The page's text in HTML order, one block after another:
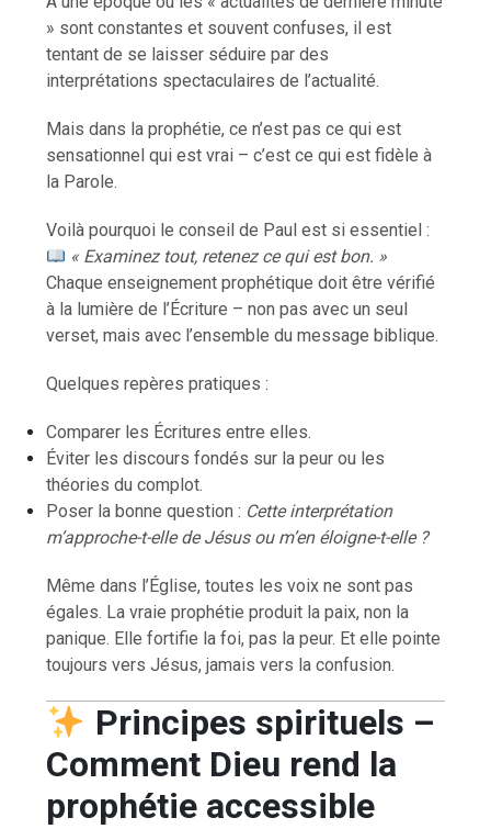
» sont constantes et souvent confuses, il est
tentant de se laisser séduire par des
interprétations spectaculaires de l’actualité.
Mais dans la prophétie, ce n’est pas ce qui est
sensationnel qui est vrai – c’est ce qui est fidèle à
la Parole.
Voilà pourquoi le conseil de Paul est si essentiel :
« Examinez tout, retenez ce qui est bon. »
Chaque enseignement prophétique doit être vérifié
à la lumière de l’Écriture – non pas avec un seul
verset, mais avec l’ensemble du message biblique.
Quelques repères pratiques :
Comparer les Écritures entre elles.
Éviter les discours fondés sur la peur ou les
théories du complot.
Poser la bonne question : Cette interprétation
m’approche-t-elle de Jésus ou m’en éloigne-t-elle ?
Même dans l’Église, toutes les voix ne sont pas
égales. La vraie prophétie produit la paix, non la
panique. Elle fortifie la foi, pas la peur. Et elle pointe
toujours vers Jésus, jamais vers la confusion.
Principes spirituels –
Comment Dieu rend la
prophétie accessible